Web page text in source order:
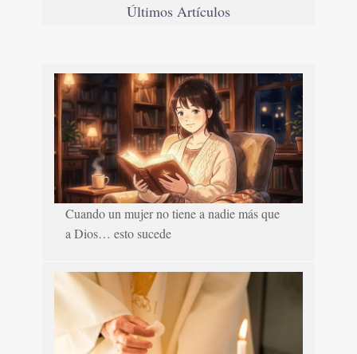
Últimos Artículos
Cuando un mujer no tiene a nadie más que
a Dios… esto sucede